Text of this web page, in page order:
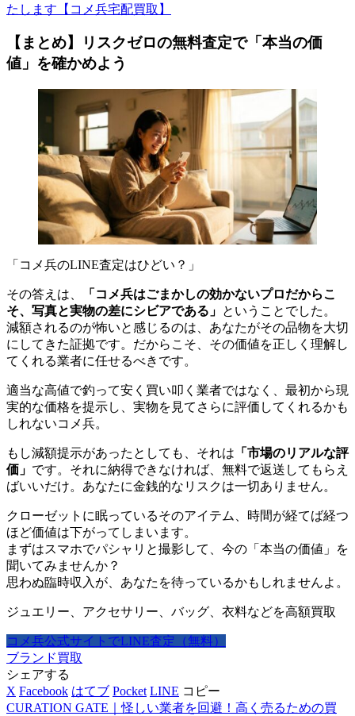
たします【コメ兵宅配買取】
【まとめ】リスクゼロの無料査定で「本当の価
値」を確かめよう
「コメ兵のLINE査定はひどい？」
その答えは、
「コメ兵はごまかしの効かないプロだからこ
そ、写真と実物の差にシビアである」 ということでした。
減額されるのが怖いと感じるのは、あなたがその品物を大切
にしてきた証拠です。だからこそ、その価値を正しく理解し
てくれる業者に任せるべきです。
適当な高値で釣って安く買い叩く業者ではなく、最初から現
実的な価格を提示し、実物を見てさらに評価してくれるかも
しれないコメ兵。
もし減額提示があったとしても、それは 「市場のリアルな評
価」 です。それに納得できなければ、無料で返送してもらえ
ばいいだけ。あなたに金銭的なリスクは一切ありません。
クローゼットに眠っているそのアイテム、時間が経てば経つ
ほど価値は下がってしまいます。
まずはスマホでパシャリと撮影して、今の「本当の価値」を
聞いてみませんか？
思わぬ臨時収入が、あなたを待っているかもしれませんよ。
ジュエリー、アクセサリー、バッグ、衣料などを高額買取
コメ兵公式サイトでLINE査定（無料）
ブランド買取
シェアする
X Facebook はてブ Pocket LINE コピー
CURATION GATE｜怪しい業者を回避！高く売るための買